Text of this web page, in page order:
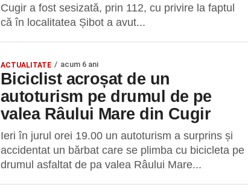
Cugir a fost sesizată, prin 112, cu privire la faptul
că în localitatea Șibot a avut...
ACTUALITATE acum 6 ani
Biciclist acroșat de un
autoturism pe drumul de pe
valea Râului Mare din Cugir
Ieri în jurul orei 19.00 un autoturism a surprins și
accidentat un bărbat care se plimba cu bicicleta pe
drumul asfaltat de pa valea Râului Mare...